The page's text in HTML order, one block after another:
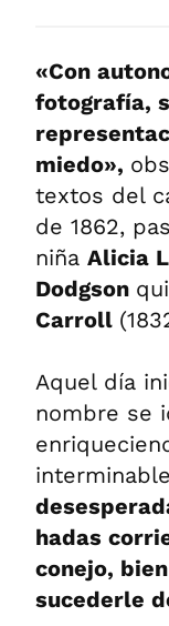
«Con
fotografía,
miedo»,
textos del
de 1862,
niña Alicia
Dodgson
Carroll
Aquel día
nombre se
hadas
conejo,
sucederle